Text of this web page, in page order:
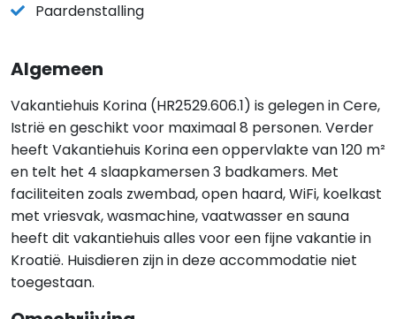
Paardenstalling
Algemeen
Vakantiehuis Korina (HR2529.606.1) is gelegen in Cere,
Istrië en geschikt voor maximaal 8 personen. Verder
heeft Vakantiehuis Korina een oppervlakte van 120 m²
en telt het 4 slaapkamersen 3 badkamers. Met
faciliteiten zoals zwembad, open haard, WiFi, koelkast
met vriesvak, wasmachine, vaatwasser en sauna
heeft dit vakantiehuis alles voor een fijne vakantie in
Kroatië. Huisdieren zijn in deze accommodatie niet
toegestaan.